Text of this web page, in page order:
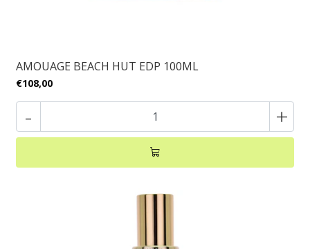
AMOUAGE BEACH HUT EDP 100ML
€108,00
- +